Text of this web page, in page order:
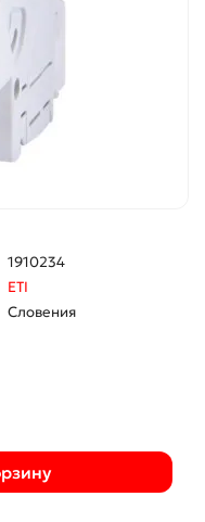
1910234
ETI
Словения